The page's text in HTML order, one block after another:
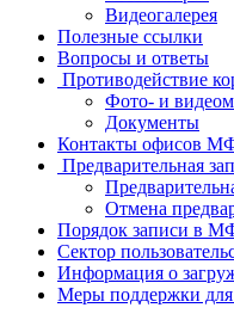
Видеогалерея
Полезные ссылки
Вопросы и ответы
Противодействие
Фото- и
Документы
Контакты офисов
Предварительная
Отмена
Порядок записи в
Сектор
Информация о
Меры поддержки